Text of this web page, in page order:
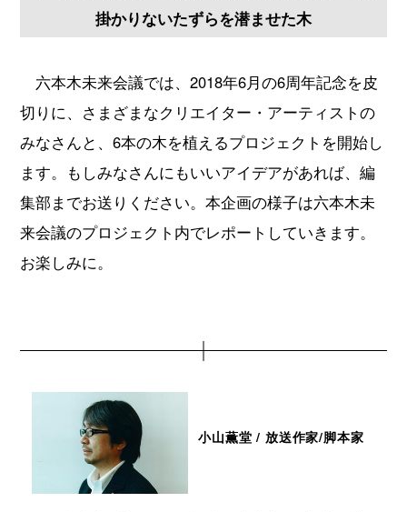
掛かりないたずらを潜ませた木
六本木未来会議では、2018年6月の6周年記念を皮
切りに、さまざまなクリエイター・アーティストの
みなさんと、6本の木を植えるプロジェクトを開始し
ます。もしみなさんにもいいアイデアがあれば、編
集部までお送りください。本企画の様子は六本木未
来会議のプロジェクト内でレポートしていきます。
お楽しみに。
小山薫堂 / 放送作家/脚本家